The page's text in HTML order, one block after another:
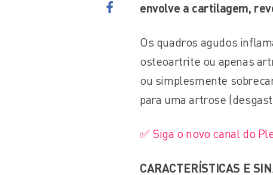
envolve a cartilagem,
Os quadros agudos
osteoartrite ou apenas
ou simplesmente
para uma artrose
✅ Siga o novo canal do
CARACTERÍSTICAS E